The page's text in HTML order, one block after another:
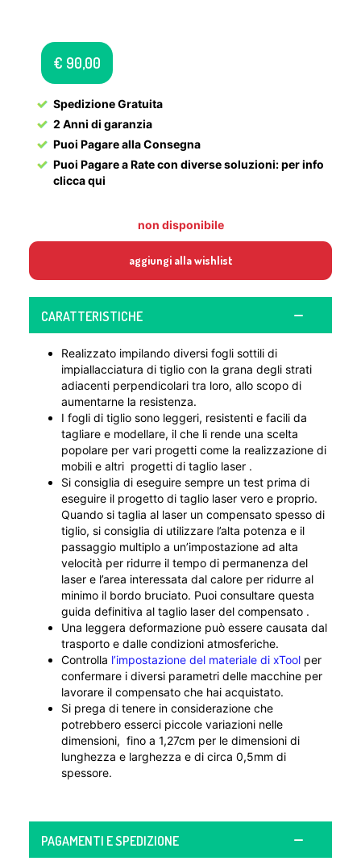
€ 90,00
Spedizione Gratuita
2 Anni di garanzia
Puoi Pagare alla Consegna
Puoi Pagare a Rate con diverse soluzioni:per info
clicca qui
non disponibile
aggiungi alla wishlist
CARATTERISTICHE
Realizzato impilando diversi fogli sottili di
impiallacciatura di tiglio con la grana degli strati
adiacenti perpendicolari tra loro, allo scopo di
aumentarne la resistenza.
I fogli di tiglio sono leggeri, resistenti e facili da
tagliare e modellare, il che li rende una scelta
popolare per vari progetti come la realizzazione di
mobili e altri progetti di taglio laser .
Si consiglia di eseguire sempre un test prima di
eseguire il progetto di taglio laser vero e proprio.
Quando si taglia al laser un compensato spesso di
tiglio, si consiglia di utilizzare l’alta potenza e il
passaggio multiplo a un’impostazione ad alta
velocità per ridurre il tempo di permanenza del
laser e l’area interessata dal calore per ridurre al
minimo il bordo bruciato. Puoi consultare questa
guida definitiva al taglio laser del compensato .
Una leggera deformazione può essere causata dal
trasporto e dalle condizioni atmosferiche.
Controlla l’impostazione del materiale di xTool per
confermare i diversi parametri delle macchine per
lavorare il compensato che hai acquistato.
Si prega di tenere in considerazione che
potrebbero esserci piccole variazioni nelle
dimensioni, fino a 1,27cm per le dimensioni di
lunghezza e larghezza e di circa 0,5mm di
spessore.
PAGAMENTI E SPEDIZIONE